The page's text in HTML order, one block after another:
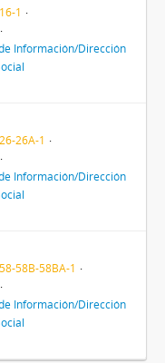
1
Información/Dirección
26A-1
Información/Dirección
58B-58BA-1
Información/Dirección